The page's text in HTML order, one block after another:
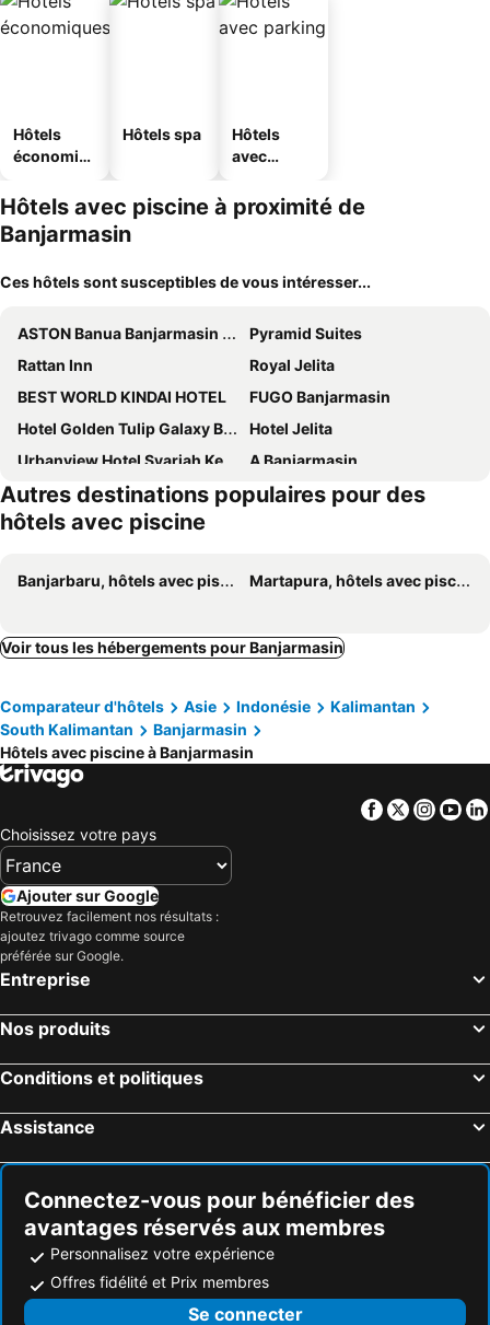
Hôtels
économiq
Hôtels spa
Hôtels
avec
Hôtels avec piscine à proximité de
Banjarmasin
Ces hôtels sont susceptibles de vous intéresser...
ASTON Banua Banjarmasin Hotel & Convention Center
Pyramid Suites
Rattan Inn
Royal Jelita
BEST WORLD KINDAI HOTEL
FUGO Banjarmasin
Hotel Golden Tulip Galaxy Banjarmasin
Hotel Jelita
Urbanview Hotel Syariah Keys Banjarmasin by RedDoorz
A Banjarmasin
Gsign Banjarmasin
Grand Maya by ARTOTEL, Banjarbaru
Autres destinations populaires pour des
hôtels avec piscine
Banjarbaru, hôtels avec piscine Martapura, hôtels avec piscine
Voir tous les hébergements pour Banjarmasin
Comparateur d'hôtels Asie Indonésie
Kalimantan
South Kalimantan
Banjarmasin
Hôtels avec piscine à Banjarmasin
Facebook
Twitter
Choisissez votre pays
Ajouter sur Google
Retrouvez facilement nos résultats :
ajoutez trivago comme source
préférée sur Google.
Entreprise
Nos produits
Conditions et politiques
Assistance
Connectez-vous pour bénéficier des
avantages réservés aux membres
Personnalisez votre expérience
Offres fidélité et Prix membres
Se connecter